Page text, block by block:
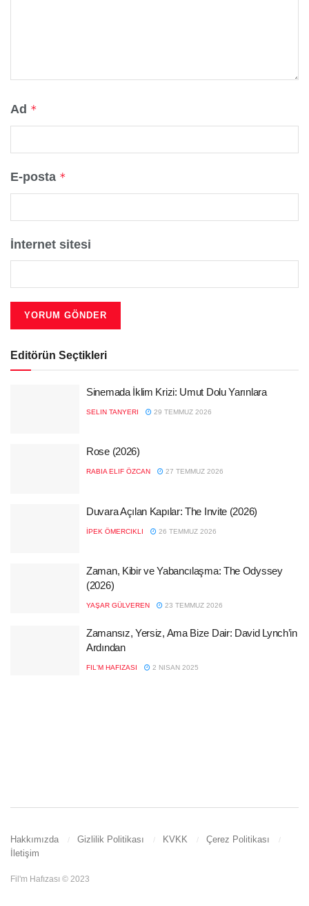
Ad *
E-posta *
İnternet sitesi
Editörün Seçtikleri
Sinemada İklim Krizi: Umut Dolu Yarınlara
SELIN TANYERI 29 TEMMUZ 2026
Rose (2026)
RABIA ELIF ÖZCAN 27 TEMMUZ 2026
Duvara Açılan Kapılar: The Invite (2026)
İPEK ÖMERCIKLI 26 TEMMUZ 2026
Zaman, Kibir ve Yabancılaşma: The Odyssey
(2026)
YAŞAR GÜLVEREN 23 TEMMUZ 2026
Zamansız, Yersiz, Ama Bize Dair: David Lynch’in
Ardından
FIL'M HAFIZASI 2 NISAN 2025
Hakkımızda Gizlilik Politikası KVKK
Çerez Politikası
İletişim
Fil'm Hafızası © 2023